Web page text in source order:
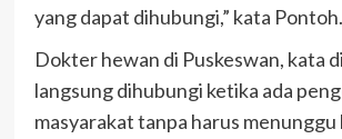
yang dapat dihubungi,” kata Pontoh.
Dokter hewan di Puskeswan, kata
langsung dihubungi ketika ada
masyarakat tanpa harus menunggu